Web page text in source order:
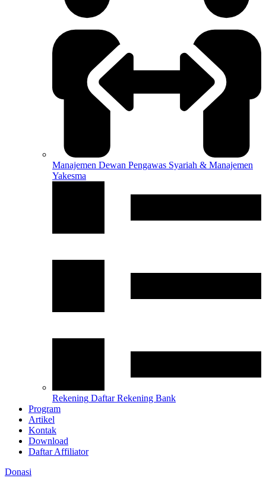
Manajemen Dewan Pengawas Syariah & Manajemen
Yakesma
Rekening Daftar Rekening Bank
Program
Artikel
Kontak
Download
Daftar Affiliator
Donasi